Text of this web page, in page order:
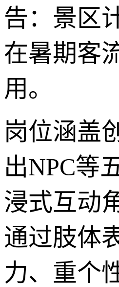
告：景区
在暑期客
用。
岗位涵盖
出NPC等
浸式互动
通过肢体
力、重个